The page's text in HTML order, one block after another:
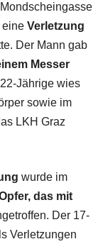
eine Verletzung
Der Mann gab
Messer
Jährige wies
sowie im
LKH Graz
wurde im
das mit
Der 17-
Verletzungen